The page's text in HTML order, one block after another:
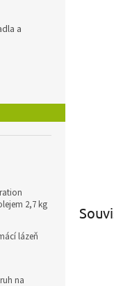
a
2,7 kg
lázeň
na